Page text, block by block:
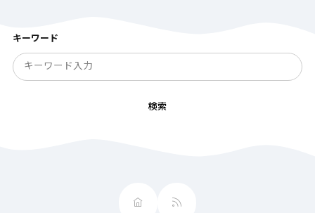
キーワード
検索